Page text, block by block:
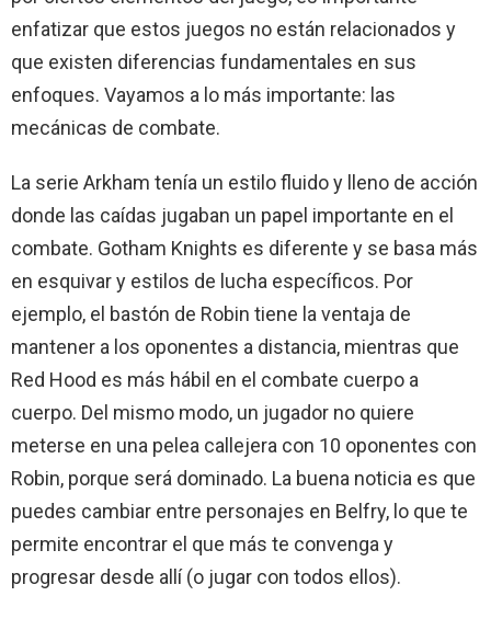
enfatizar que estos juegos no están relacionados y
que existen diferencias fundamentales en sus
enfoques. Vayamos a lo más importante: las
mecánicas de combate.
La serie Arkham tenía un estilo fluido y lleno de acción
donde las caídas jugaban un papel importante en el
combate. Gotham Knights es diferente y se basa más
en esquivar y estilos de lucha específicos. Por
ejemplo, el bastón de Robin tiene la ventaja de
mantener a los oponentes a distancia, mientras que
Red Hood es más hábil en el combate cuerpo a
cuerpo. Del mismo modo, un jugador no quiere
meterse en una pelea callejera con 10 oponentes con
Robin, porque será dominado. La buena noticia es que
puedes cambiar entre personajes en Belfry, lo que te
permite encontrar el que más te convenga y
progresar desde allí (o jugar con todos ellos).